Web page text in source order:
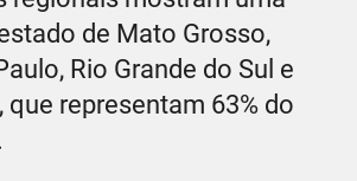
de Mato Grosso,
Rio Grande do Sul e
que representam 63% do